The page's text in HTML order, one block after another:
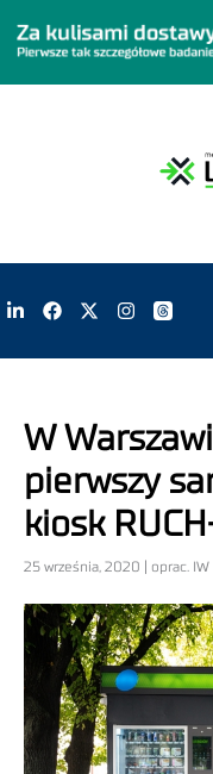
W
pierwszy
kiosk
25 września, 2020 | oprac. IW